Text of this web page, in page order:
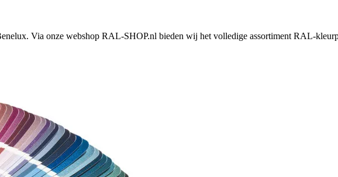
Via onze webshop RAL-SHOP.nl bieden wij het volledige assortiment RAL-